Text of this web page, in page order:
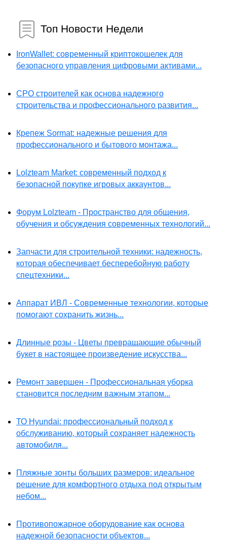
Топ Новости Недели
IronWallet: современный криптокошелек для
безопасного управления цифровыми активами...
СРО строителей как основа надежного
строительства и профессионального развития...
Крепеж Sormat: надежные решения для
профессионального и бытового монтажа...
Lolzteam Market: современный подход к
безопасной покупке игровых аккаунтов...
Форум Lolzteam - Пространство для общения,
обучения и обсуждения современных технологий...
Запчасти для строительной техники: надежность,
которая обеспечивает бесперебойную работу
спецтехники...
Аппарат ИВЛ - Современные технологии, которые
помогают сохранить жизнь...
Длинные розы - Цветы превращающие обычный
букет в настоящее произведение искусства...
Ремонт завершен - Профессиональная уборка
становится последним важным этапом...
ТО Hyundai: профессиональный подход к
обслуживанию, который сохраняет надежность
автомобиля...
Пляжные зонты больших размеров: идеальное
решение для комфортного отдыха под открытым
небом...
Противопожарное оборудование как основа
надежной безопасности объектов...